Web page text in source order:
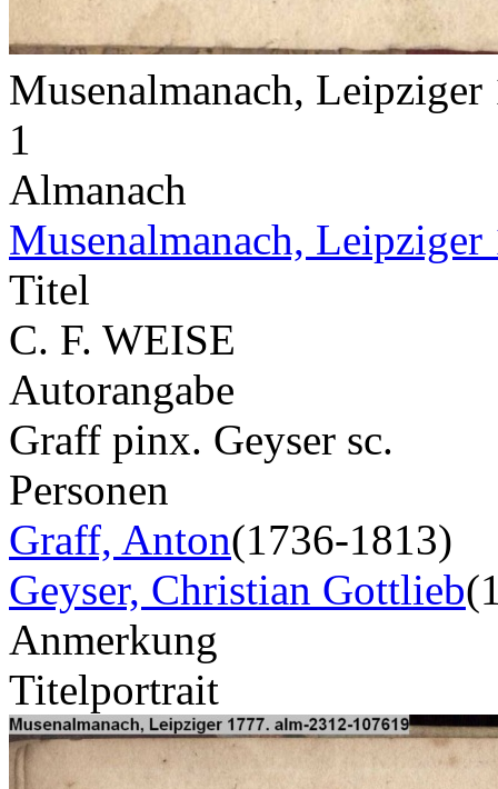
Musenalmanach,
1
Almanach
Musenalmanach, Leipziger
Titel
C. F. WEISE
Autorangabe
Graff pinx. Geyser sc.
Personen
Graff, Anton(1736-1813)
Geyser, Christian Gottlieb
Anmerkung
Titelportrait